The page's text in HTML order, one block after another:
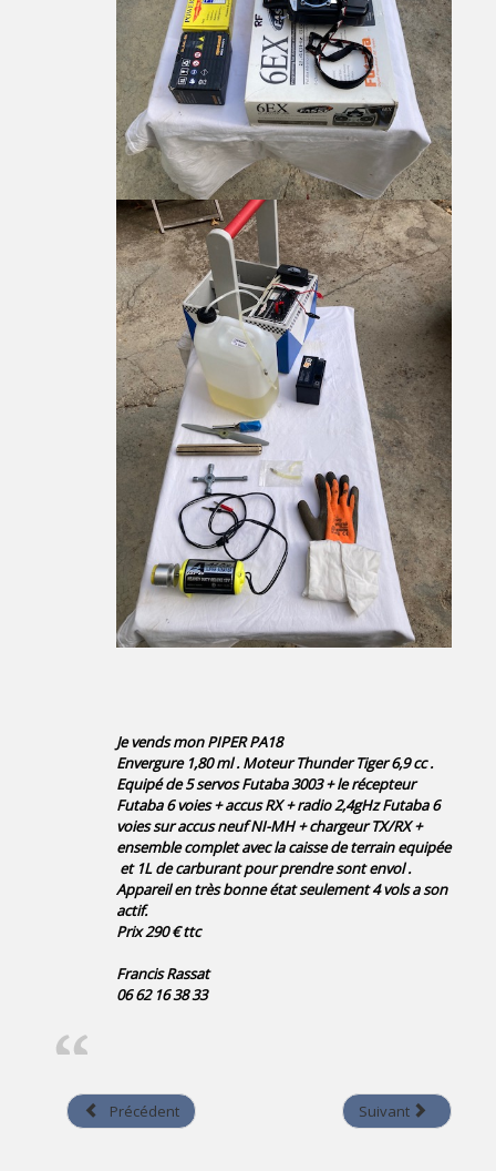
Je vends mon PIPER PA18
Envergure 1,80 ml . Moteur Thunder Tiger 6,9 cc .
Equipé de 5 servos Futaba 3003 + le récepteur
Futaba 6 voies + accus RX + radio 2,4gHz Futaba 6
voies sur accus neuf NI-MH + chargeur TX/RX +
ensemble complet avec la caisse de terrain equipée
et 1L de carburant pour prendre sont envol .
Appareil en très bonne état seulement 4 vols a son
actif.
Prix 290 € ttc
Francis Rassat
06 62 16 38 33
Précédent Suivant